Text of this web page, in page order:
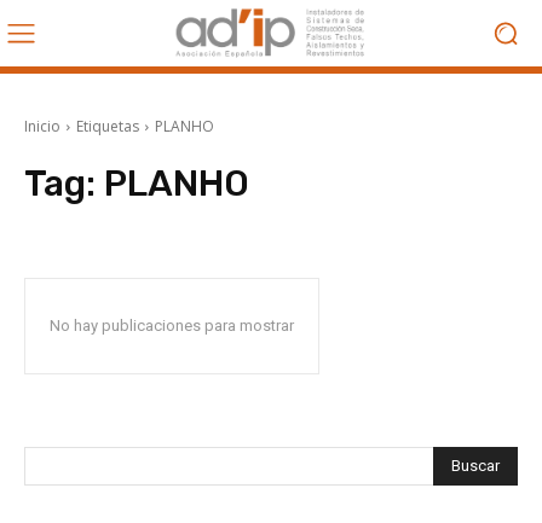
Inicio Etiquetas PLANHO
Tag: PLANHO
No hay publicaciones para mostrar
Buscar